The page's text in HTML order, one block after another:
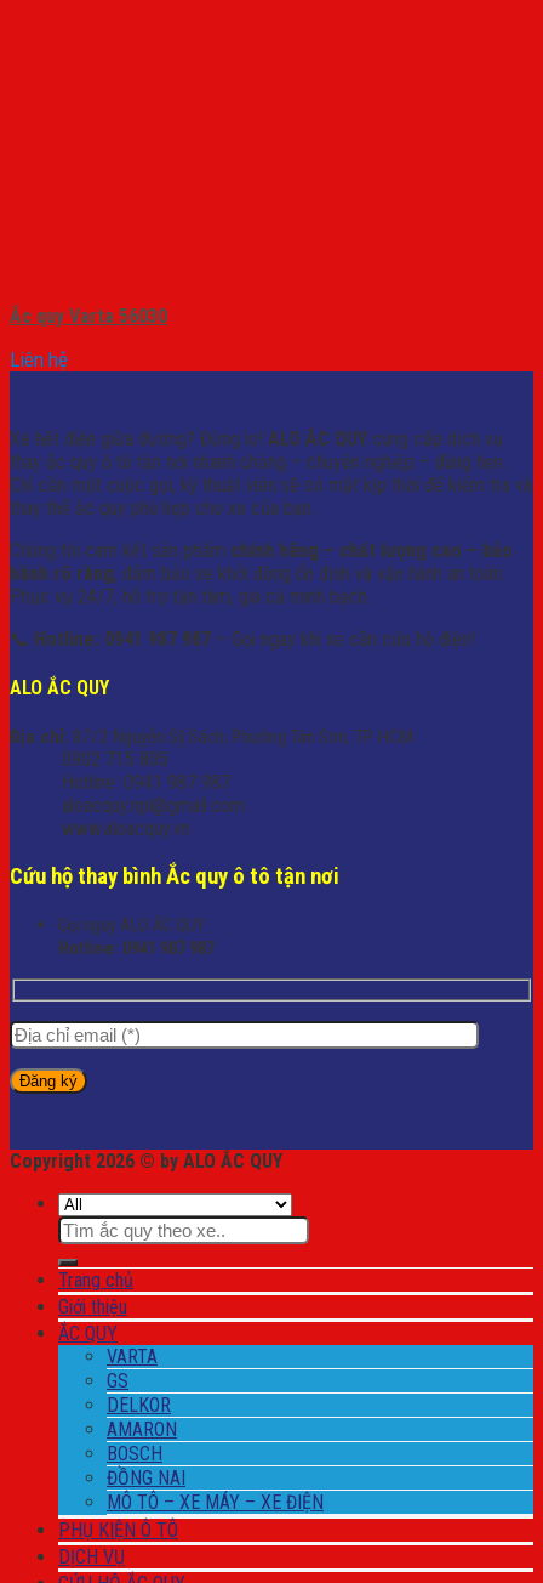
Ắc quy Varta 56030
Liên hệ
Xe hết điện giữa đường? Đừng lo! ALO ẮC QUY cung cấp dịch vụ
thay ắc quy ô tô tận nơi nhanh chóng – chuyên nghiệp – đúng hẹn.
Chỉ cần một cuộc gọi, kỹ thuật viên sẽ có mặt kịp thời để kiểm tra và
thay thế ắc quy phù hợp cho xe của bạn.
Chúng tôi cam kết sản phẩm chính hãng – chất lượng cao – bảo
hành rõ ràng, đảm bảo xe khởi động ổn định và vận hành an toàn.
Phục vụ 24/7, hỗ trợ tận tâm, giá cả minh bạch.
📞 Hotline: 0941 987 987 – Gọi ngay khi xe cần cứu hộ điện!
ALO ẮC QUY
Địa chỉ: 87/2 Nguyễn Sỹ Sách, Phường Tân Sơn, TP. HCM
0902 715 805
Hotline: 0941 987 987
aloacquy.npl@gmail.com
www.aloacquy.vn
Cứu hộ thay bình Ắc quy ô tô tận nơi
Gọi ngay ALO ẮC QUY
Hotline: 0941 987 987
Copyright 2026 © by ALO ẮC QUY
Tìm
kiếm:
Trang chủ
Giới thiệu
ẮC QUY
VARTA
GS
DELKOR
AMARON
BOSCH
ĐỒNG NAI
MÔ TÔ – XE MÁY – XE ĐIỆN
PHỤ KIỆN Ô TÔ
DỊCH VỤ